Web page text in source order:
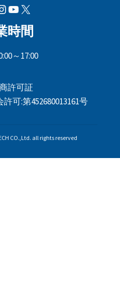
YouTube
X
時間
～17:00
許可証
可:第452680013161号
CO.,Ltd. all rights reserved